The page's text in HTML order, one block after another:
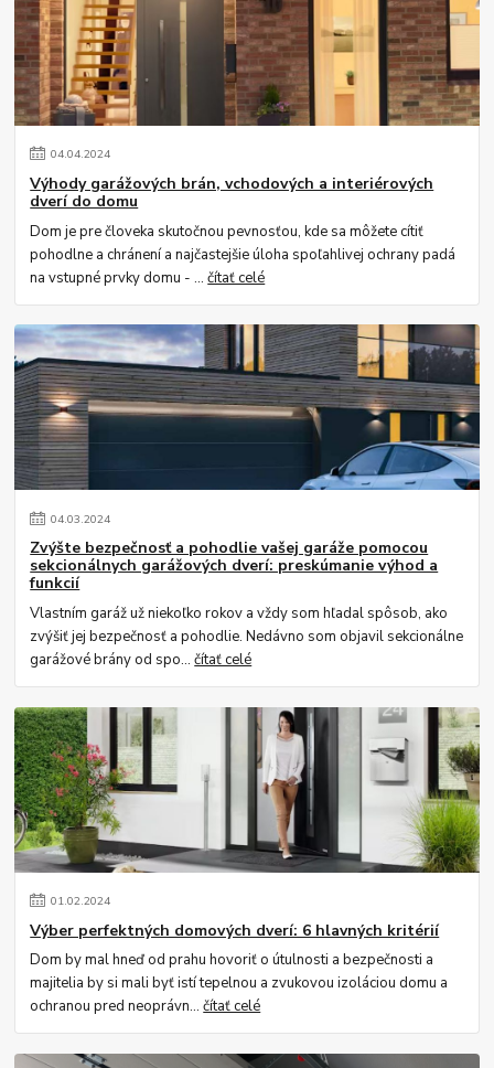
04.04.2024
Výhody garážových brán, vchodových a interiérových
dverí do domu
Dom je pre človeka skutočnou pevnosťou, kde sa môžete cítiť
pohodlne a chránení a najčastejšie úloha spoľahlivej ochrany padá
na vstupné prvky domu - ...čítať celé
04.03.2024
Zvýšte bezpečnosť a pohodlie vašej garáže pomocou
sekcionálnych garážových dverí: preskúmanie výhod a
funkcií
Vlastním garáž už niekoľko rokov a vždy som hľadal spôsob, ako
zvýšiť jej bezpečnosť a pohodlie. Nedávno som objavil sekcionálne
garážové brány od spo...čítať celé
01.02.2024
Výber perfektných domových dverí: 6 hlavných kritérií
Dom by mal hneď od prahu hovoriť o útulnosti a bezpečnosti a
majitelia by si mali byť istí tepelnou a zvukovou izoláciou domu a
ochranou pred neoprávn...čítať celé